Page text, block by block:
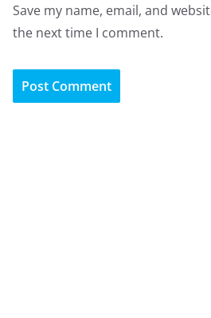
Save my name, email, and
the next time I comment.